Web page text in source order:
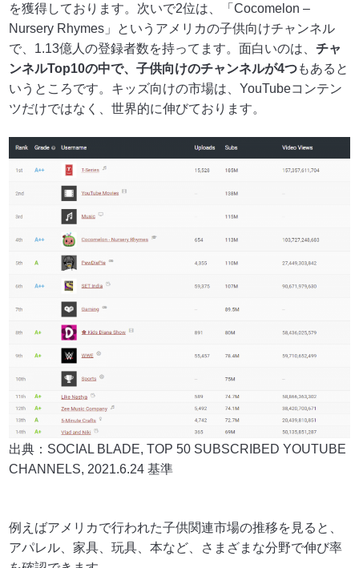
を獲得しております。次いで2位は、「Cocomelon –
Nursery Rhymes」というアメリカの子供向けチャンネル
で、1.13億人の登録者数を持ってます。面白いのは、チャ
ンネルTop10の中で、子供向けのチャンネルが4つもあると
いうところです。キッズ向けの市場は、YouTubeコンテン
ツだけではなく、世界的に伸びております。
出典：SOCIAL BLADE, TOP 50 SUBSCRIBED YOUTUBE
CHANNELS, 2021.6.24 基準
例えばアメリカで行われた子供関連市場の推移を見ると、
アパレル、家具、玩具、本など、さまざまな分野で伸び率